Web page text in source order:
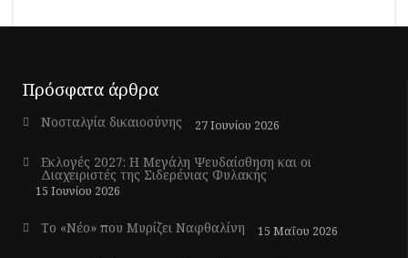
Πρόσφατα άρθρα
Νοσταλγία δικαιοσύνης 27 Ιουνίου 2026
Εκλογές 2027: Η Μεγάλη Ψευδαίσθηση και οι
Διαχειριστές της Σιδερένιας Φυλακής
15 Ιουνίου 2026
Το «Νέο» που Μυρίζει Ναφθαλίνη 15 Μαΐου 2026